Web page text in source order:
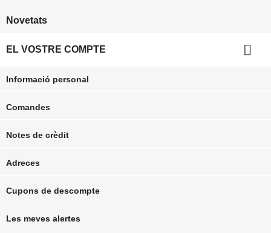
Novetats
EL VOSTRE COMPTE 
Informació personal
Comandes
Notes de crèdit
Adreces
Cupons de descompte
Les meves alertes